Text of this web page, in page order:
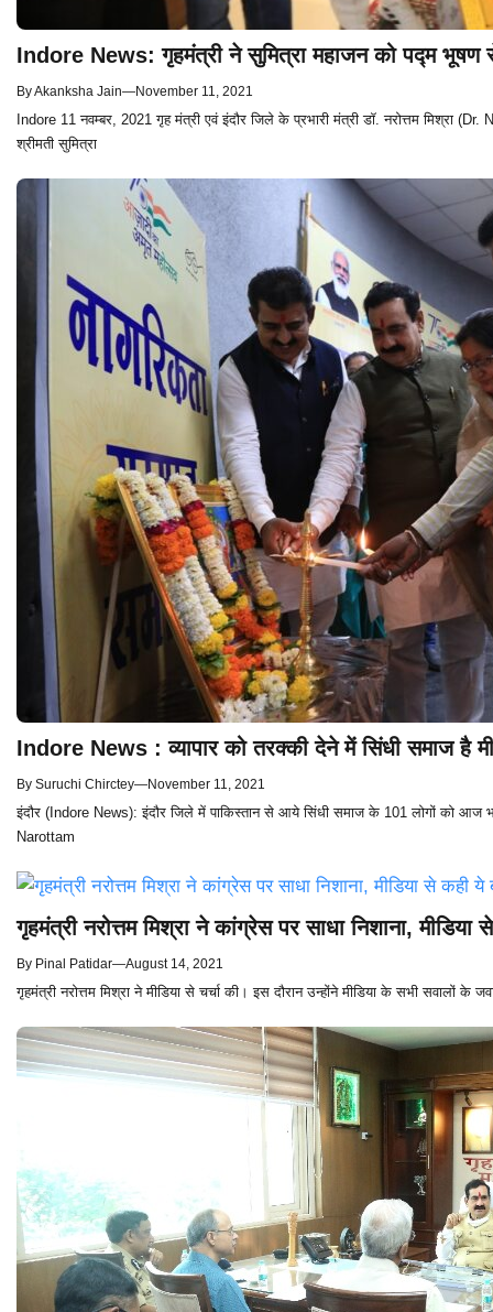
Indore News: गृहमंत्री ने सुमित्रा महाजन को पद्म भूषण
ByAkanksha Jain—November 11, 2021
Indore 11 नवम्बर, 2021 गृह मंत्री एवं इंदौर जिले के प्रभारी मंत्री डॉ. नरोत्तम मिश्रा
श्रीमती सुमित्रा
Indore News : व्यापार को तरक्की देने में सिंधी समाज है
By Suruchi Chirctey—November 11, 2021
इंदौर (Indore News): इंदौर जिले में पाकिस्तान से आये सिंधी समाज के 101 लोगों को आज
Narottam
गृहमंत्री नरोत्तम मिश्रा ने कांग्रेस पर साधा निशाना, मीडिया
By Pinal Patidar—August 14, 2021
गृहमंत्री नरोत्तम मिश्रा ने मीडिया से चर्चा की। इस दौरान उन्होंने मीडिया के सभी सवालों के